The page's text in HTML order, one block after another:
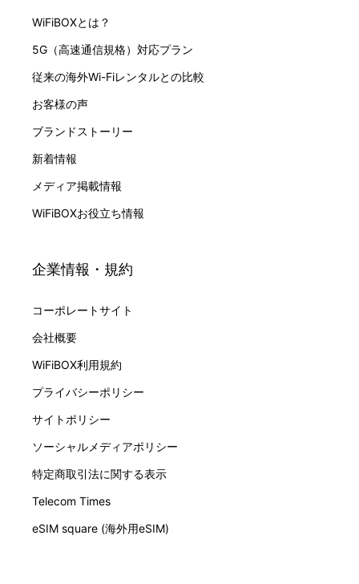
WiFiBOXとは？
5G（高速通信規格）対応プラン
従来の海外Wi-Fiレンタルとの比較
お客様の声
ブランドストーリー
新着情報
メディア掲載情報
WiFiBOXお役立ち情報
企業情報・規約
コーポレートサイト
会社概要
WiFiBOX利用規約
プライバシーポリシー
サイトポリシー
ソーシャルメディアポリシー
特定商取引法に関する表示
Telecom Times
eSIM square (海外用eSIM)